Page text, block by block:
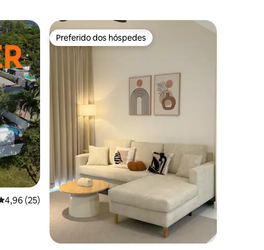
de uma avaliação média de 5, 25 avaliações
4,96 (25)
Preferido dos hóspedes
Preferido dos hóspedes